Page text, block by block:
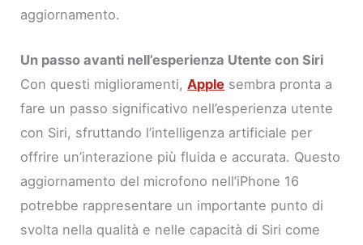
aggiornamento.
Un passo avanti nell’esperienza Utente con Siri
Con questi miglioramenti,Apple sembra pronta a
fare un passo significativo nell’esperienza utente
con Siri, sfruttando l’intelligenza artificiale per
offrire un’interazione più fluida e accurata. Questo
aggiornamento del microfono nell’iPhone 16
potrebbe rappresentare un importante punto di
svolta nella qualità e nelle capacità di Siri come